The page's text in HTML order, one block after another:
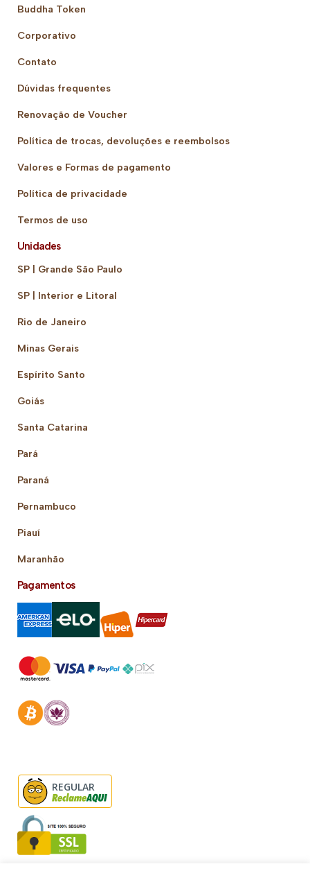
Buddha Token
Corporativo
Contato
Dúvidas frequentes
Renovação de Voucher
Política de trocas, devoluções e reembolsos
Valores e Formas de pagamento
Política de privacidade
Termos de uso
Unidades
SP | Grande São Paulo
SP | Interior e Litoral
Rio de Janeiro
Minas Gerais
Espírito Santo
Goiás
Santa Catarina
Pará
Paraná
Pernambuco
Piauí
Maranhão
Pagamentos
REGULAR